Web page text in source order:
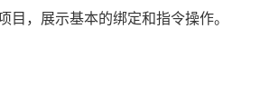
，展示基本的绑定和指令操作。